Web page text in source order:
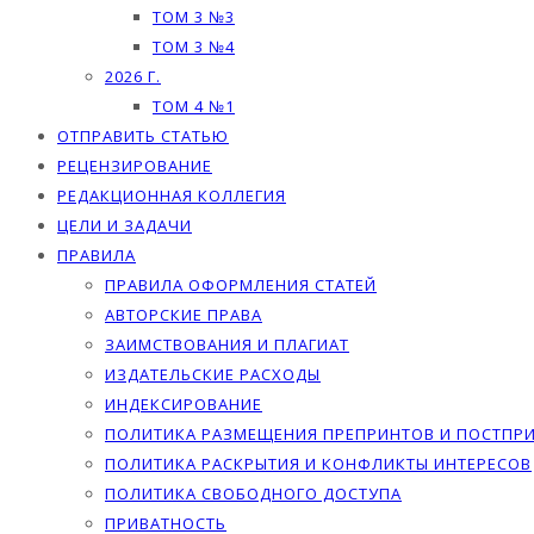
ТОМ 3 №3
ТОМ 3 №4
2026 Г.
ТОМ 4 №1
ОТПРАВИТЬ СТАТЬЮ
РЕЦЕНЗИРОВАНИЕ
РЕДАКЦИОННАЯ КОЛЛЕГИЯ
ЦЕЛИ И ЗАДАЧИ
ПРАВИЛА
ПРАВИЛА ОФОРМЛЕНИЯ СТАТЕЙ
АВТОРСКИЕ ПРАВА
ЗАИМСТВОВАНИЯ И ПЛАГИАТ
ИЗДАТЕЛЬСКИЕ РАСХОДЫ
ИНДЕКСИРОВАНИЕ
ПОЛИТИКА РАЗМЕЩЕНИЯ ПРЕПРИНТОВ И
ПОЛИТИКА РАСКРЫТИЯ И КОНФЛИКТЫ ИНТЕРЕСОВ
ПОЛИТИКА СВОБОДНОГО ДОСТУПА
ПРИВАТНОСТЬ